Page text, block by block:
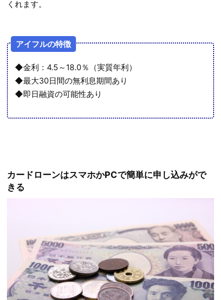
くれます。
アイフルの特徴
◆金利：4.5～18.0％（実質年利）
◆最大30日間の無利息期間あり
◆即日融資の可能性あり
カードローンはスマホかPCで簡単に申し込みがで
きる